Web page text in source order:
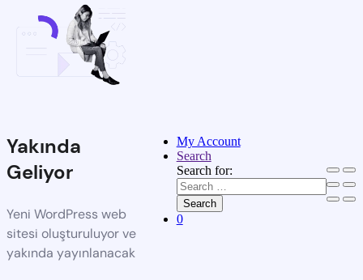
Yakında
Geliyor
Yeni WordPress web
sitesi oluşturuluyor ve
yakında yayınlanacak
My Account
Search
Search for:
Search
0